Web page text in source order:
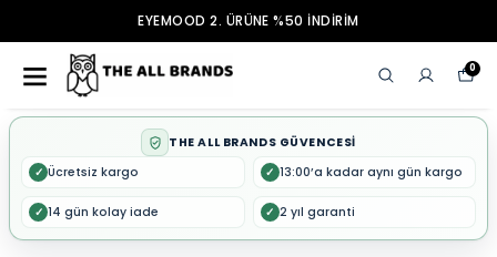
EYEMOOD 2. ÜRÜNE %50 İNDİRİM
0
THE ALL BRANDS GÜVENCESİ
✓ Ücretsiz kargo ✓ 13:00’a kadar aynı gün kargo
✓ 14 gün kolay iade ✓ 2 yıl garanti